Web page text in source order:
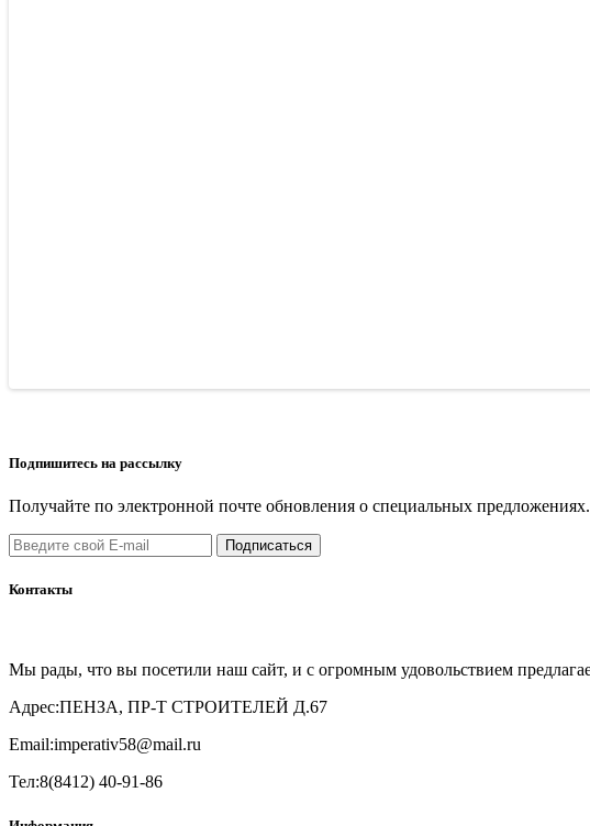
Подпишитесь на рассылку
Получайте по электронной почте обновления о специальных предложениях.
Подписаться
Контакты
Мы рады, что вы посетили наш сайт, и с огромным удовольствием
Адрес:ПЕНЗА, ПР-Т СТРОИТЕЛЕЙ Д.67
Email:imperativ58@mail.ru
Тел:8(8412) 40-91-86